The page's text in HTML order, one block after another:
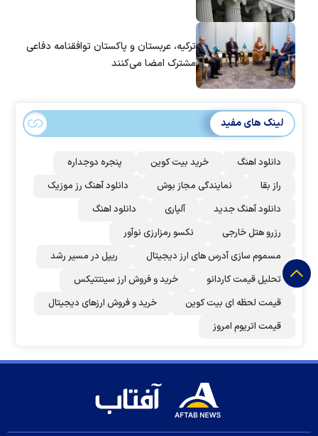
ترکیه، عربستان و پاکستان توافقنامه دفاعی
مشترک امضا می‌کنند
لینک های مفید
دانلود اهنگ خرید بیت کوین
پنجره دوجداره
راز بقا
نمایندگی مجاز بوش
دانلود آهنگ رز‌ موزیک
دانلود آهنگ جدید
آلپاری
دانلود اهنگ
رزرو هتل خارجی
نکسو رمزارزی نوآور
مسموم سازی آدرس های ارز دیجیتال
ریپل در مسیر رشد
تحلیل قیمت کاردانو
خرید و فروش ارز سینتتیکس
قیمت لحظه ای بیت کوین
خرید و فروش ارزهای دیجیتال
قیمت اتریوم امروز